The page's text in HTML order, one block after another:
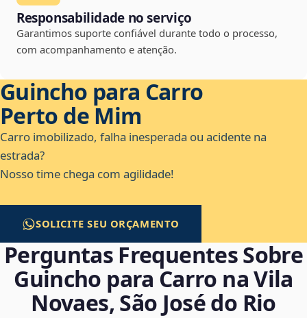
Responsabilidade no serviço
Garantimos suporte confiável durante todo o processo,
com acompanhamento e atenção.
Guincho para Carro
Perto de Mim
Carro imobilizado, falha inesperada ou acidente na
estrada?
Nosso time chega com agilidade!
SOLICITE SEU ORÇAMENTO
Perguntas Frequentes Sobre
Guincho para Carro na Vila
Novaes, São José do Rio